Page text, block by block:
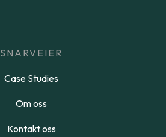
SNARVEIER
Case Studies
Om oss
Kontakt oss